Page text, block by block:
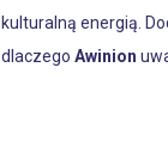
kulturalną energią.
dlaczego Awinion